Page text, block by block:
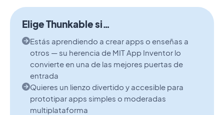
Elige Thunkable si…
Estás aprendiendo a crear apps o enseñas a
otros — su herencia de MIT App Inventor lo
convierte en una de las mejores puertas de
entrada
Quieres un lienzo divertido y accesible para
prototipar apps simples o moderadas
multiplataforma